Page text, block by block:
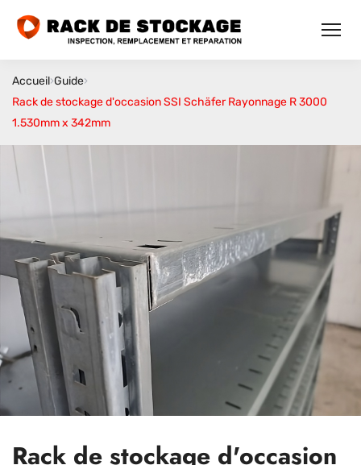
Accueil›Guide›
Rack de stockage d'occasion SSI Schäfer Rayonnage R 3000
1.530mm x 342mm
Rack de stockage d'occasion